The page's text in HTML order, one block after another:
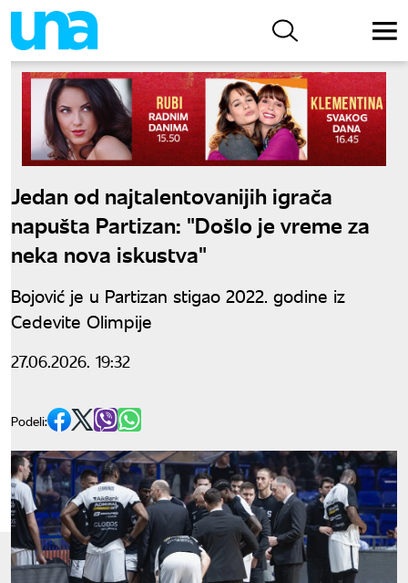
Jedan od najtalentovanijih igrača
napušta Partizan: "Došlo je vreme za
neka nova iskustva"
Bojović je u Partizan stigao 2022. godine iz
Cedevite Olimpije
27.06.2026. 19:32
Podeli: